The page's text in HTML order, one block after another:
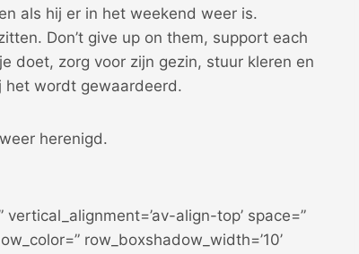
als hij er in het weekend weer is.
Don’t give up on them, support each
doet, zorg voor zijn gezin, stuur kleren en
het wordt gewaardeerd.
herenigd.
align-top’ space=”
row_boxshadow_width=’10’